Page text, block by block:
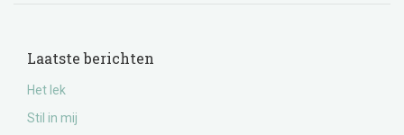
Laatste berichten
Het lek
Stil in mij